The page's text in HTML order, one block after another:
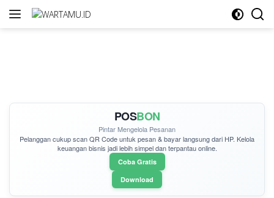
Langsung
POSBON
Pintar Mengelola Pesanan
Pelanggan cukupscan QR Codeuntuk pesan & bayar langsung dari HP. Kelola
keuangan bisnis jadi lebih simpel dan terpantau online.
Coba Gratis
Download